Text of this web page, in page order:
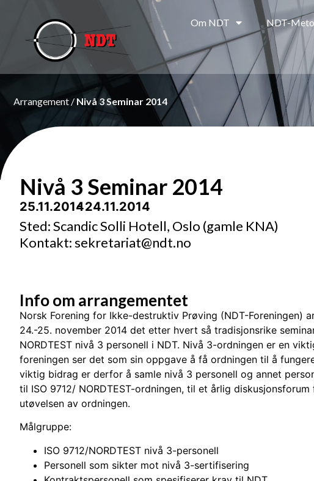
Om NDT NDT-
Arrangement / Nivå 3 Seminar 2014
Nivå 3 Seminar 2014
25.11.2014- 24.11.2014
Sted: Scandic Solli Hotell, Oslo (gamle KNA)
Kontakt: sekretariat@ndt.no
Info om arrangementet
Norsk Forening for Ikke-destruktiv Prøving (NDT-Foreningen)
24.-25. november 2014 det etter hvert så tradisjonsrike
NORDTEST nivå 3 personell i NDT. Nivå 3-ordningen er en
foreningen ser det som sin oppgave å få ordningen til å
viktig bidrag er derfor å samle nivå 3 personell og annet
til ISO 9712/ NORDTEST-ordningen, til et årlig
utøvelsen av ordningen.
Målgruppe:
ISO 9712/NORDTEST nivå 3-personell
Personell som sikter mot nivå 3-sertifisering